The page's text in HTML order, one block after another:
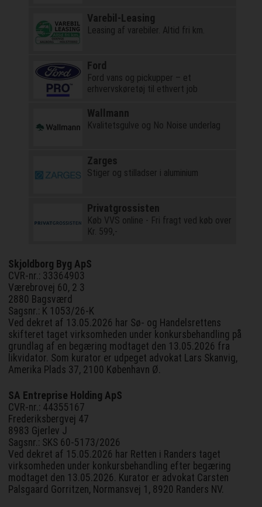
Varebil-Leasing
Leasing af varebiler. Altid fri km.
Ford
Ford vans og pickupper – et
erhvervskøretøj til ethvert job
Wallmann
Kvalitetsgulve og No Noise underlag
Zarges
Stiger og stilladser i aluminium
Privatgrossisten
Køb VVS online - Fri fragt ved køb over
Kr. 599,-
Skjoldborg Byg ApS
CVR-nr.: 33364903
Værebrovej 60, 2 3
2880 Bagsværd
Sagsnr.: K 1053/26-K
Ved dekret af 13.05.2026 har Sø- og Handelsrettens
skifteret taget virksomheden under konkursbehandling på
grundlag af en begæring modtaget den 13.05.2026 fra
likvidator. Som kurator er udpeget advokat Lars Skanvig,
Amerika Plads 37, 2100 København Ø.
SA Entreprise Holding ApS
CVR-nr.: 44355167
Frederiksbergvej 47
8983 Gjerlev J
Sagsnr.: SKS 60-5173/2026
Ved dekret af 15.05.2026 har Retten i Randers taget
virksomheden under konkursbehandling efter begæring
modtaget den 13.05.2026. Kurator er advokat Carsten
Palsgaard Gorritzen, Normansvej 1, 8920 Randers NV.